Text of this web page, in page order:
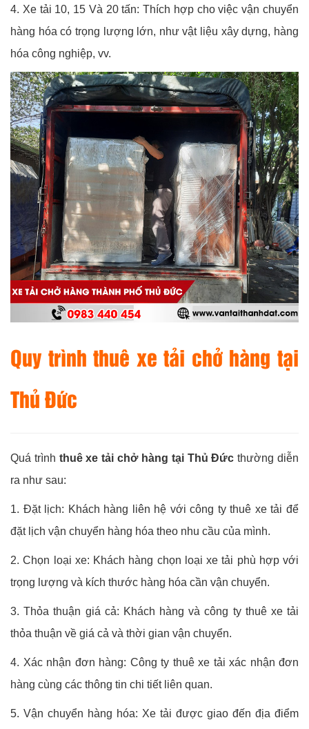
4. Xe tải 10, 15 Và 20 tấn: Thích hợp cho việc vận chuyển
hàng hóa có trọng lượng lớn, như vật liệu xây dựng, hàng
hóa công nghiệp, vv.
Quy trình thuê xe tải chở hàng tại
Thủ Đức
Quá trình thuê xe tải chở hàng tại Thủ Đức thường diễn
ra như sau:
1. Đặt lịch: Khách hàng liên hệ với công ty thuê xe tải để
đặt lịch vận chuyển hàng hóa theo nhu cầu của mình.
2. Chọn loại xe: Khách hàng chọn loại xe tải phù hợp với
trọng lượng và kích thước hàng hóa cần vận chuyển.
3. Thỏa thuận giá cả: Khách hàng và công ty thuê xe tải
thỏa thuận về giá cả và thời gian vận chuyển.
4. Xác nhận đơn hàng: Công ty thuê xe tải xác nhận đơn
hàng cùng các thông tin chi tiết liên quan.
5. Vận chuyển hàng hóa: Xe tải được giao đến địa điểm